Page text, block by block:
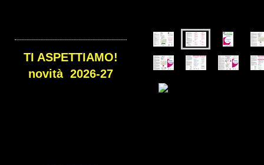
TI ASPETTIAMO!
novità 2026-27